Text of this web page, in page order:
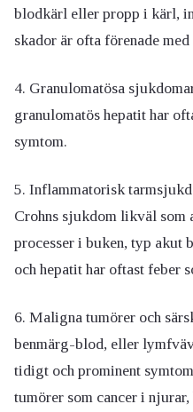
blodkärl eller propp i kärl,
skador är ofta förenade med
4. Granulomatösa
granulomatös hepatit har
symtom.
5. Inflammatorisk
Crohns sjukdom likväl som
processer i buken, typ akut
och hepatit har oftast feber
6. Maligna tumörer och
benmärg-blod, eller
tidigt och prominent
tumörer som cancer i